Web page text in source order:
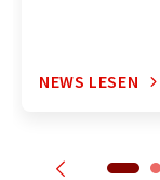
NEWS LESEN